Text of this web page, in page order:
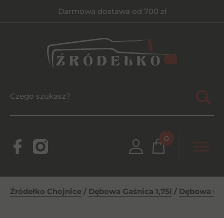
Darmowa dostawa od 700 zł
0
Źródełko Chojnice / Dębowa Gaśnica 1,75l / Dębowa